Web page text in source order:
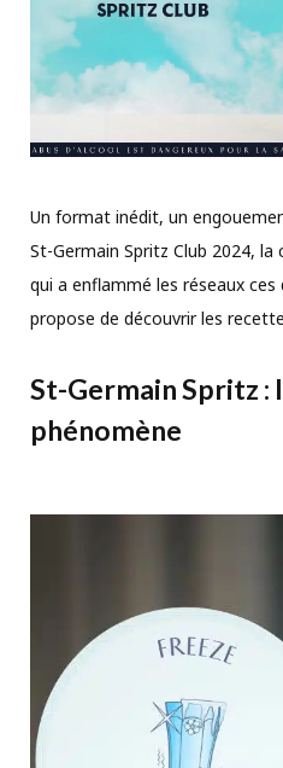
Un format inédit, un
St-Germain Spritz Club 2024,
qui a enflammé les réseaux
propose de découvrir les
St-Germain Spritz :
phénomène